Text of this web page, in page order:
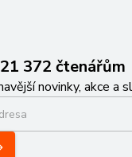
372 čtenářům
novinky, akce a